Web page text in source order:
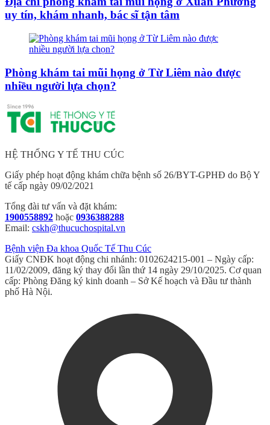
uy tín, khám nhanh, bác sĩ tận tâm
Phòng khám tai mũi họng ở Từ Liêm nào được
nhiều người lựa chọn?
HỆ THỐNG Y TẾ THU CÚC
Giấy phép hoạt động khám chữa bệnh số 26/BYT-GPHĐ do Bộ Y
tế cấp ngày 09/02/2021
Tổng đài tư vấn và đặt khám:
1900558892 hoặc 0936388288
Email: cskh@thucuchospital.vn
Bệnh viện Đa khoa Quốc Tế Thu Cúc
Giấy CNĐK hoạt động chi nhánh: 0102624215-001 – Ngày cấp:
11/02/2009, đăng ký thay đổi lần thứ 14 ngày 29/10/2025. Cơ quan
cấp: Phòng Đăng ký kinh doanh – Sở Kế hoạch và Đầu tư thành
phố Hà Nội.